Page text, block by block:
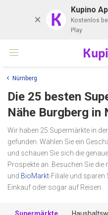
K Kupino
Kostenlos
Play
Nürnberg
Die 25 besten
Nähe Burgberg in
Wir haben 25 Supermärkte in
gefunden. Wählen Sie ein
und schauen Sie sich die
Prospekte an. Besuchen Sie die
und BioMarkt-Filiale und sparen
Einkauf oder sogar auf Reisen.
Supermärkte